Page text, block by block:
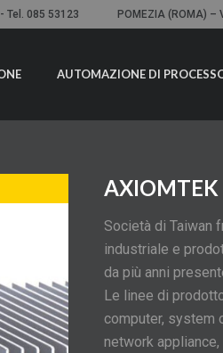
Tel. 085 53123 POMEZIA (ROMA) –
AUTOMAZIONE DI
AXIOMTEK
Società di Taiwan
industriale e
da più anni
Le linee di
computer, system
network